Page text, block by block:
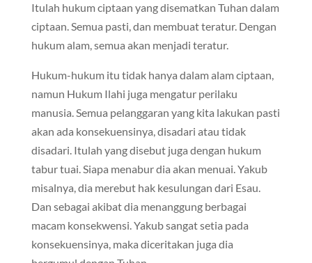
Itulah hukum ciptaan yang disematkan Tuhan dalam
ciptaan. Semua pasti, dan membuat teratur. Dengan
hukum alam, semua akan menjadi teratur.
Hukum-hukum itu tidak hanya dalam alam ciptaan,
namun Hukum Ilahi juga mengatur perilaku
manusia. Semua pelanggaran yang kita lakukan pasti
akan ada konsekuensinya, disadari atau tidak
disadari. Itulah yang disebut juga dengan hukum
tabur tuai. Siapa menabur dia akan menuai. Yakub
misalnya, dia merebut hak kesulungan dari Esau.
Dan sebagai akibat dia menanggung berbagai
macam konsekwensi. Yakub sangat setia pada
konsekuensinya, maka diceritakan juga dia